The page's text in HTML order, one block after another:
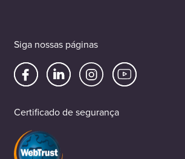
Siga nossas páginas
Certificado de segurança